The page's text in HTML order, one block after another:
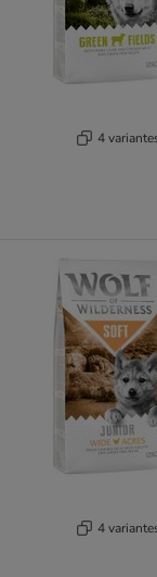
4
4